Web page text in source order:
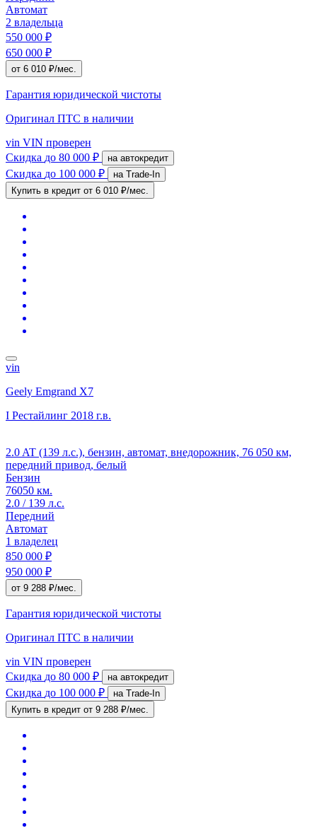
Автомат
2 владельца
550 000 ₽
650 000 ₽
от 6 010 ₽/мес.
Гарантия юридической чистоты
Оригинал ПТС в наличии
vin VIN проверен
Скидка до 80 000 ₽ на автокредит
Скидка до 100 000 ₽
на Trade-In
Купить в кредит от 6 010 ₽/мес.
vin
Geely Emgrand X7
I Рестайлинг 2018 г.в.
2.0 AT (139 л.с.), бензин, автомат, внедорожник, 76 050 км,
передний привод, белый
Бензин
76050 км.
2.0 / 139 л.с.
Передний
Автомат
1 владелец
850 000 ₽
950 000 ₽
от 9 288 ₽/мес.
Гарантия юридической чистоты
Оригинал ПТС в наличии
vin VIN проверен
Скидка до 80 000 ₽ на автокредит
Скидка до 100 000 ₽
на Trade-In
Купить в кредит от 9 288 ₽/мес.